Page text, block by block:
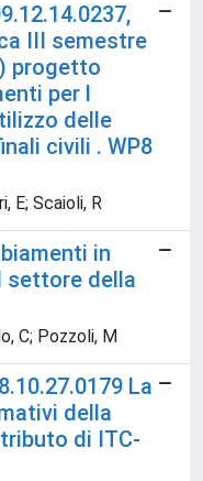
III semestre
progetto
per l
delle
civili . WP8
E; Scaioli, R
in
settore della
C; Pozzoli, M
La
della
di ITC-